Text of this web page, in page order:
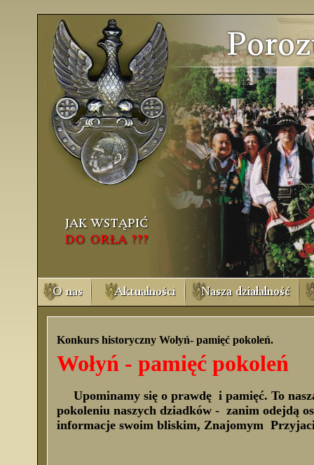
Konkurs historyczny Wołyń- pamięć pokoleń.
Wołyń - pamięć pokoleń
Upominamy się o prawdę i pamięć. To
pokoleniu naszych dziadków - zanim odejdą
informacje swoim bliskim, Znajomym